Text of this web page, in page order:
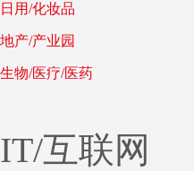
日用/化妆品
地产/产业园
生物/医疗/医药
IT/互联网